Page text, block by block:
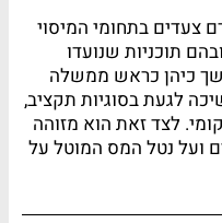
צעדים בתחומי המיסוי
תוכניות שנועדו
כיהן כראש ממשלה
לגעת בסוגיות תקציב,
לצד זאת הוא מזוהה
ועל נטל המס המוטל על